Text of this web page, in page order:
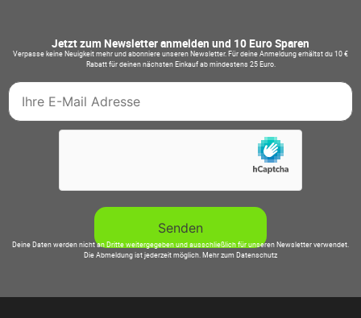
Jetzt zum Newsletter anmelden und 10 Euro Sparen
Verpasse keine Neuigkeit mehr und abonniere unseren Newsletter. Für deine Anmeldung erhältst du 10 €
Rabatt für deinen nächsten Einkauf ab mindestens 25 Euro.
Deine Daten werden nicht an Dritte weitergegeben und ausschließlich für unseren Newsletter verwendet.
Die Abmeldung ist jederzeit möglich.Mehr zum Datenschutz